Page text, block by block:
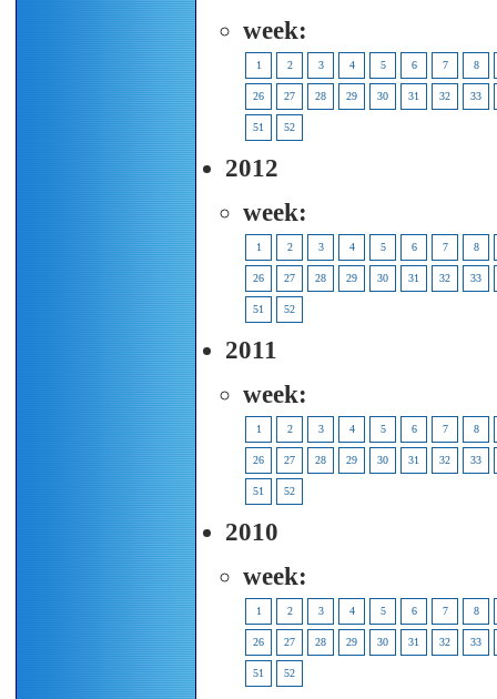
week:
1 2 3 4 5 6 7 8
26 27 28 29 30 31 32 33
51 52
2012
week:
1 2 3 4 5 6 7 8
26 27 28 29 30 31 32 33
51 52
2011
week:
1 2 3 4 5 6 7 8
26 27 28 29 30 31 32 33
51 52
2010
week:
1 2 3 4 5 6 7 8
26 27 28 29 30 31 32 33
51 52